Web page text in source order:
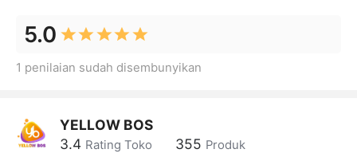
5.0
1 penilaian sudah disembunyikan
YELLOW BOS
3.4 Rating Toko 355 Produk